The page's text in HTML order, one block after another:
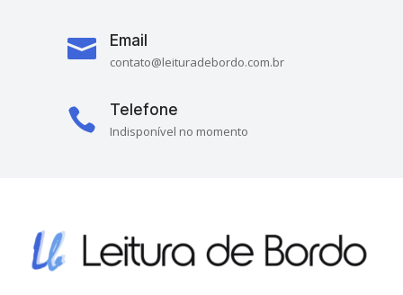
 Email
contato@leituradebordo.com.br
 Telefone
Indisponível no momento